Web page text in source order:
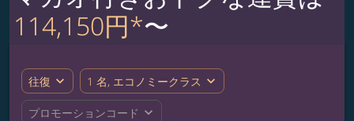
114,150円*〜
往復 expand_more 1 名, エコノミークラス expand_more
プロモーションコード expand_more